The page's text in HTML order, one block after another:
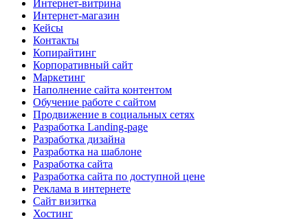
Интернет-витрина
Интернет-магазин
Кейсы
Контакты
Копирайтинг
Корпоративный сайт
Маркетинг
Наполнение сайта контентом
Обучение работе с сайтом
Продвижение в социальных сетях
Разработка Landing-page
Разработка дизайна
Разработка на шаблоне
Разработка сайта
Разработка сайта по доступной цене
Реклама в интернете
Сайт визитка
Хостинг